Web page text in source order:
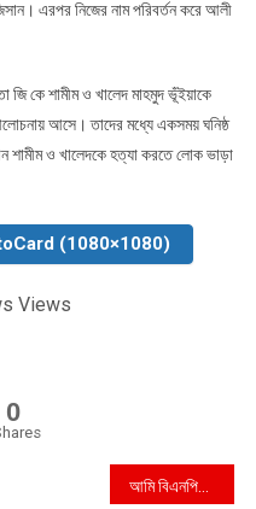
এরপর নিজের নাম পরিবর্তন করে আলী
জি কে শামীম ও খালেদ মাহমুদ ভূঁইয়াকে
আসে। তাদের মধ্যে একসময় ঘনিষ্ঠ
শামীম ও খালেদকে হত্যা করতে লোক ভাড়া
(1080×1080)
Views
0